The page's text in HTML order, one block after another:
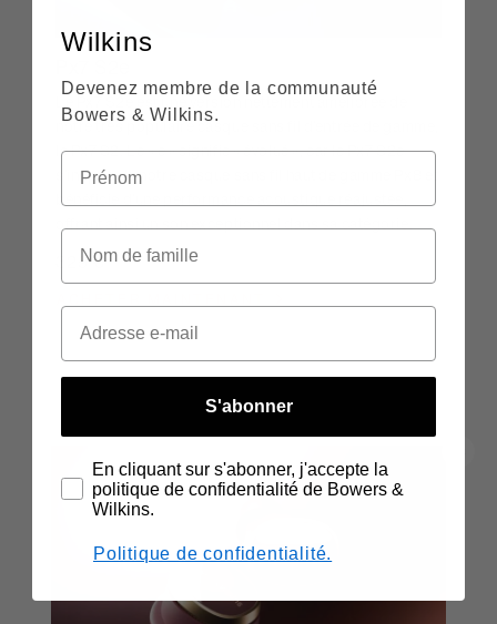
notre très populaire casque sans fil d’entrée de gamme,
le Px7 S2. Le « e » signifie « évolué », car le Px7 S2e
s’inspire de notre casque sans fil haut de gamme Px8 et
bénéficie d’une performance acoustique réajustée,
329 €
Wilkins
Devenez membre de la communauté
Bowers & Wilkins.
S'abonner
En cliquant sur s'abonner, j'accepte la
politique de confidentialité de Bowers &
Wilkins.
Politique de confidentialité.